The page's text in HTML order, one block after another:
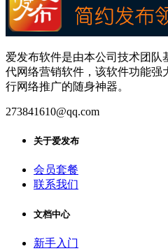
爱发布软件是由本公司技术团队
代网络营销软件，该软件功能强
行网络推广的随身神器。
273841610@qq.com
关于爱发布
会员套餐
联系我们
文档中心
新手入门